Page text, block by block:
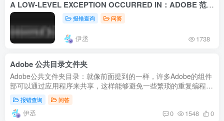
A LOW-LEVEL EXCEPTION OCCURRED IN：ADOBE 范围（Transmit：：Createinstance）
报错查询 问答
伊丞 1738
Adobe 公共目录文件夹
Adobe公共文件夹目录：就像前面提到的一样，许多Adobe的组件
部可以通过应用程序来共享，这样能够避免一些繁琐的重复编程工
作，同时还能为我们提供一个统一处理的用户体验。在Adobe
Bridge中，无...
报错查询 问答
伊丞 0 1548 0